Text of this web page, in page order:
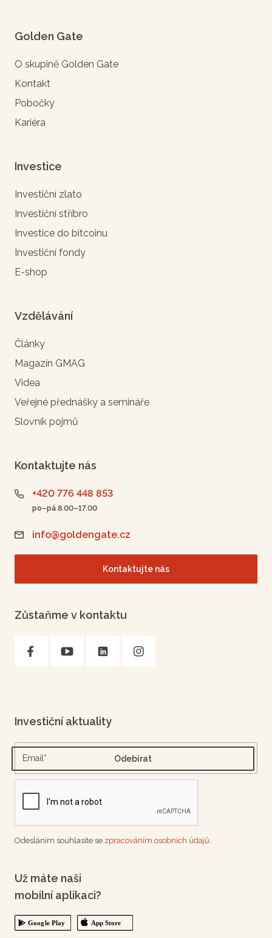
Golden Gate
O skupině Golden Gate
Kontakt
Pobočky
Kariéra
Investice
Investiční zlato
Investiční stříbro
Investice do bitcoinu
Investiční fondy
E-shop
Vzdělávání
Články
Magazín GMAG
Videa
Veřejné přednášky a semináře
Slovník pojmů
Kontaktujte nás
+420 776 448 853
po–pá 8.00–17.00
info@goldengate.cz
Kontaktujte nás
Zůstaňme v kontaktu
Investiční aktuality
Odesláním souhlasíte se zpracováním osobních údajů.
Už máte naši
mobilní aplikaci?